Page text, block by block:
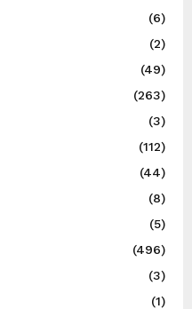
(6)
(2)
(49)
(263)
(3)
(112)
(44)
(8)
(5)
(496)
(3)
(1)